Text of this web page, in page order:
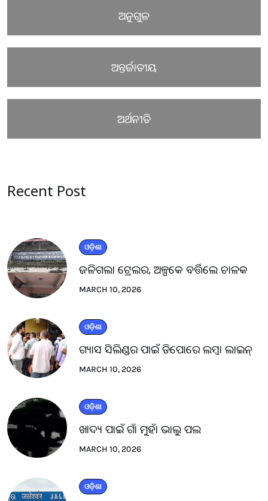
ଅନୁଗୁଳ
ଅନ୍ତର୍ଜାତୀୟ
ଅର୍ଥନୀତି
Recent Post
ଓଡ଼ିଶା
ଜଳିଗଲା ଟ୍ରେଲର, ଅଳ୍ପକେ ବର୍ତ୍ତିଲେ ଚାଳକ
MARCH 10, 2026
ଓଡ଼ିଶା
ଗ୍ୟାସ ସିଲିଣ୍ଡର ପାଇଁ ଡିପୋରେ ଲମ୍ବା ଲାଇନ୍
MARCH 10, 2026
ଓଡ଼ିଶା
ଖାଦ୍ୟ ପାଇଁ ଗାଁ ମୁହାଁ ଭାଲୁ ପଲ
MARCH 10, 2026
ଓଡ଼ିଶା